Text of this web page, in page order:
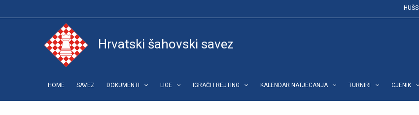
HUŠS
Hrvatski šahovski savez
HOME SAVEZ DOKUMENTI LIGE IGRAČI I REJTING KALENDAR NATJECANJA TURNIRI CJENIK